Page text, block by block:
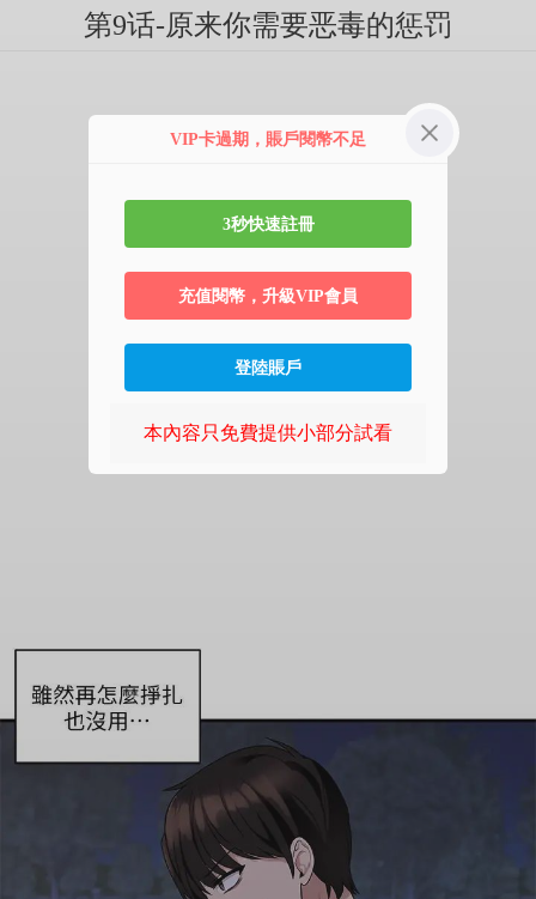
第9话-原来你需要恶毒的惩罚
VIP卡過期，賬戶閱幣不足
3秒快速註冊
充值閱幣，升級VIP會員
登陸賬戶
本內容只免費提供小部分試看